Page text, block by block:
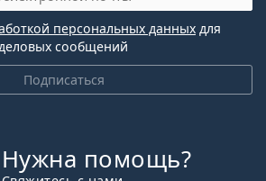
Подписаться
персональных данных для
сообщений
Нужна помощь?